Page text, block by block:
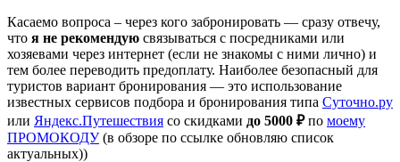
Касаемо вопроса – через кого забронировать — сразу отвечу,
что я не рекомендую связываться с посредниками или
хозяевами через интернет (если не знакомы с ними лично) и
тем более переводить предоплату. Наиболее безопасный для
туристов вариант бронирования — это использование
известных сервисов подбора и бронирования типа Суточно.ру
или Яндекс.Путешествия со скидками до 5000 ₽по моему
ПРОМОКОДУ(в обзоре по ссылке обновляю список
актуальных))